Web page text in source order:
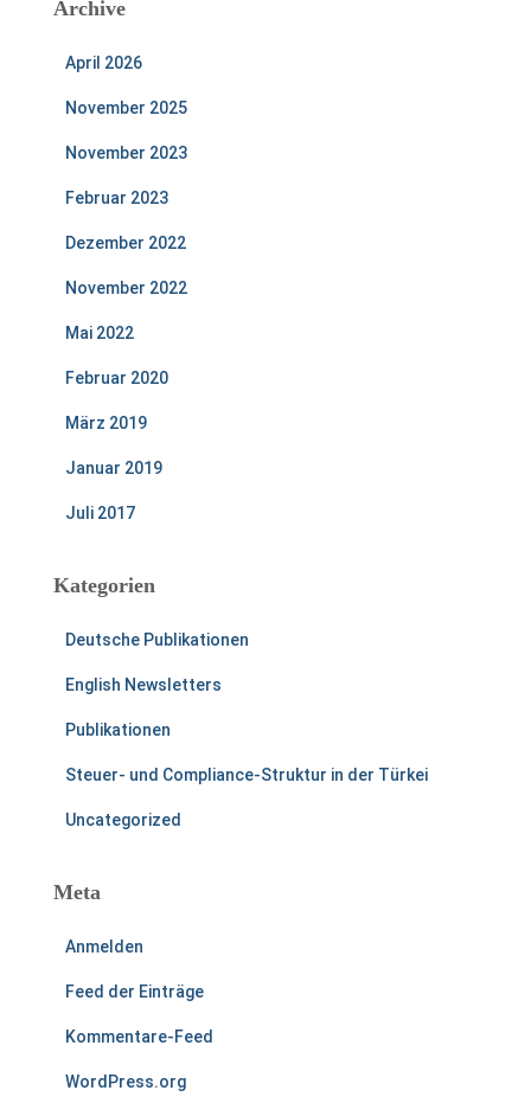
Archive
April 2026
November 2025
November 2023
Februar 2023
Dezember 2022
November 2022
Mai 2022
Februar 2020
März 2019
Januar 2019
Juli 2017
Kategorien
Deutsche Publikationen
English Newsletters
Publikationen
Steuer- und Compliance-Struktur in der Türkei
Uncategorized
Meta
Anmelden
Feed der Einträge
Kommentare-Feed
WordPress.org